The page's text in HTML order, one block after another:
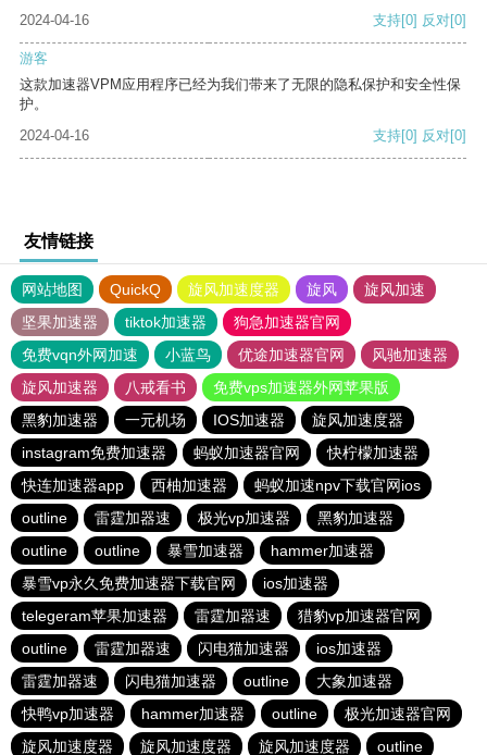
2024-04-16
支持[0] 反对[0]
游客
这款加速器VPM应用程序已经为我们带来了无限的隐私保护和安全性保
护。
2024-04-16
支持[0] 反对[0]
友情链接
网站地图 QuickQ 旋风加速度器 旋风
旋风加速
坚果加速器
tiktok加速器
狗急加速器官网
免费vqn外网加速
小蓝鸟 优途加速器官网
风驰加速器
旋风加速器
八戒看书
免费vps加速器外网苹果版
黑豹加速器
一元机场 IOS加速器
旋风加速度器
instagram免费加速器
蚂蚁加速器官网
快柠檬加速器
快连加速器app
西柚加速器
蚂蚁加速npv下载官网ios
outline
雷霆加器速 极光vp加速器
黑豹加速器
outline
outline 暴雪加速器
hammer加速器
暴雪vp永久免费加速器下载官网
ios加速器
telegeram苹果加速器
雷霆加器速
猎豹vp加速器官网
outline
雷霆加器速 闪电猫加速器
ios加速器
雷霆加器速
闪电猫加速器 outline
大象加速器
快鸭vp加速器
hammer加速器 outline
极光加速器官网
旋风加速度器
旋风加速度器 旋风加速度器 outline